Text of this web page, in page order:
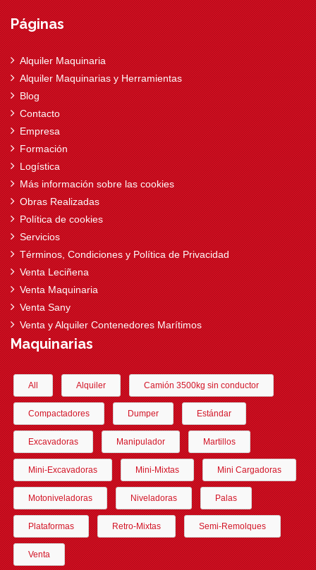
Páginas
Alquiler Maquinaria
Alquiler Maquinarias y Herramientas
Blog
Contacto
Empresa
Formación
Logística
Más información sobre las cookies
Obras Realizadas
Política de cookies
Servicios
Términos, Condiciones y Política de Privacidad
Venta Leciñena
Venta Maquinaria
Venta Sany
Venta y Alquiler Contenedores Marítimos
Maquinarias
All Alquiler Camión 3500kg sin conductor
Compactadores Dumper Estándar
Excavadoras Manipulador Martillos
Mini-Excavadoras Mini-Mixtas Mini Cargadoras
Motoniveladoras Niveladoras Palas
Plataformas Retro-Mixtas Semi-Remolques
Venta